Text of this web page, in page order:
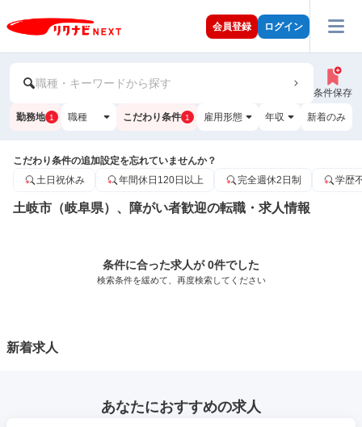
会員登録 ログイン
職種・キーワードから探す
条件保存
勤務地 1 職種 こだわり条件 1 雇用形態 年収 新着のみ
こだわり条件の追加設定を忘れていませんか？
土日祝休み
年間休日120日以上 完全週休2日制 学歴
土岐市（岐阜県）、障がい者歓迎の転職・求人情報
条件に合った求人が 0件でした
検索条件を緩めて、再度検索してください
新着求人
あなたにおすすめの求人